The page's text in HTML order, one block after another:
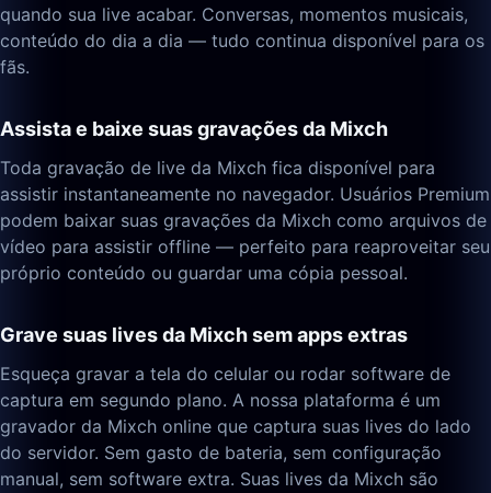
quando sua live acabar. Conversas, momentos musicais,
conteúdo do dia a dia — tudo continua disponível para os
fãs.
Assista e baixe suas gravações da Mixch
Toda gravação de live da Mixch fica disponível para
assistir instantaneamente no navegador. Usuários Premium
podem baixar suas gravações da Mixch como arquivos de
vídeo para assistir offline — perfeito para reaproveitar seu
próprio conteúdo ou guardar uma cópia pessoal.
Grave suas lives da Mixch sem apps extras
Esqueça gravar a tela do celular ou rodar software de
captura em segundo plano. A nossa plataforma é um
gravador da Mixch online que captura suas lives do lado
do servidor. Sem gasto de bateria, sem configuração
manual, sem software extra. Suas lives da Mixch são